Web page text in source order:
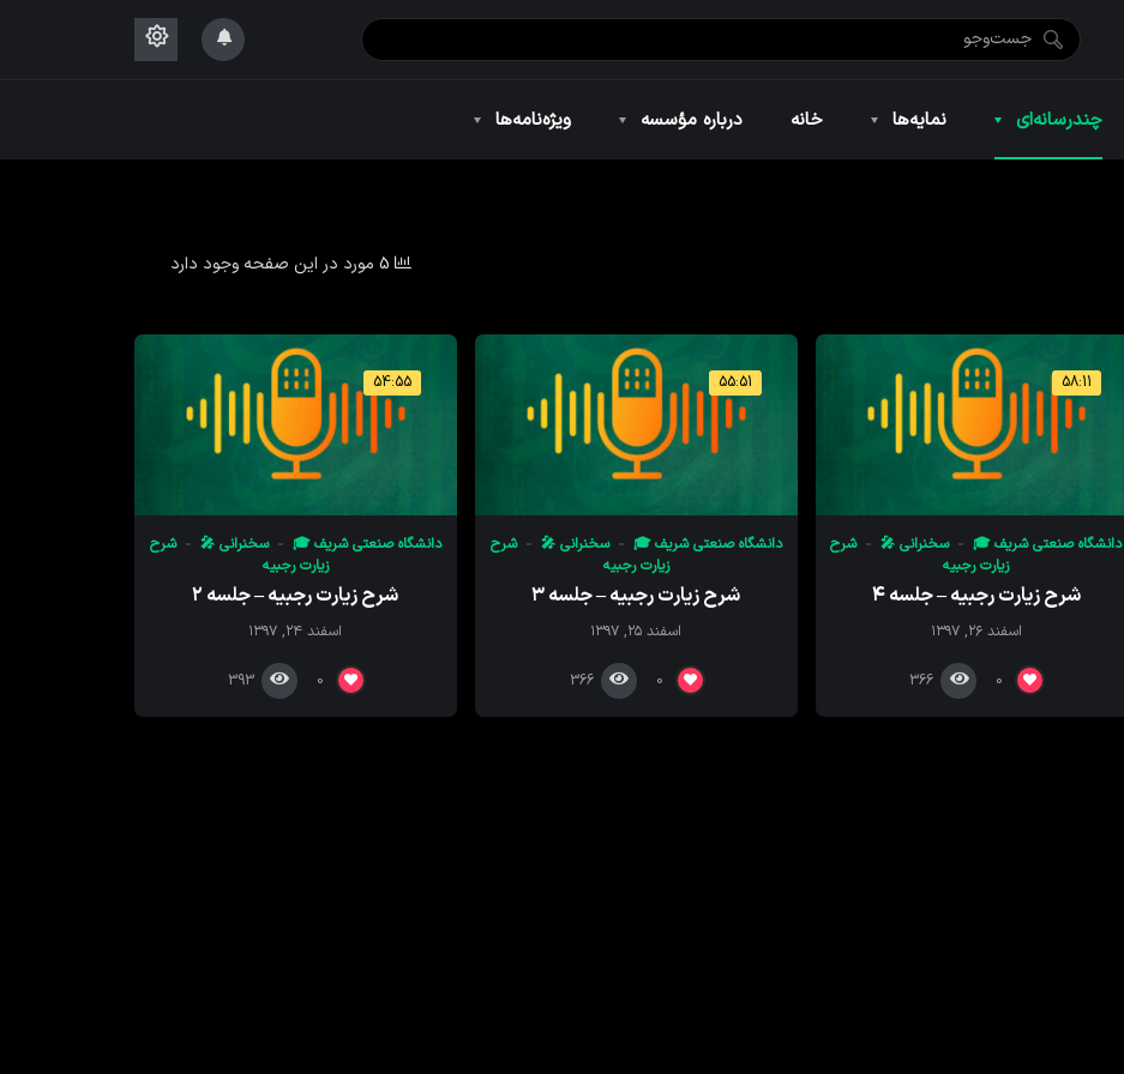
چندرسانه‌ای نمایه‌ها خانه درباره مؤسسه ویژه‌نامه‌ها
5 مورد در این صفحه وجود دارد
58:11
دانشگاه صنعتی شریف 🎓 سخنرانی 🎤
شرح
زیارت رجبیه
شرح زیارت رجبیه – جلسه ۴
اسفند ۲۶, ۱۳۹۷
0
366
55:51
دانشگاه صنعتی شریف 🎓 سخنرانی 🎤
شرح
زیارت رجبیه
شرح زیارت رجبیه – جلسه ۳
اسفند ۲۵, ۱۳۹۷
0
366
54:55
دانشگاه صنعتی شریف 🎓 سخنرانی 🎤
شرح
زیارت رجبیه
شرح زیارت رجبیه – جلسه ۲
اسفند ۲۴, ۱۳۹۷
0
393